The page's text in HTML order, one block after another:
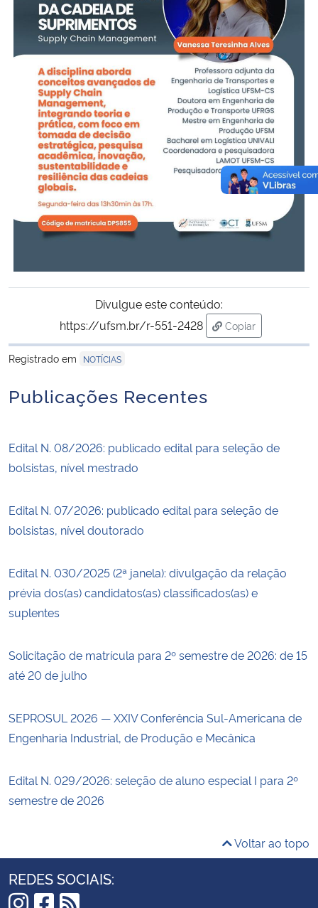
Divulgue este conteúdo:
https://ufsm.br/r-551-2428
Copiar
para área de
Registrado em
NOTÍCIAS
Publicações Recentes
Edital N. 08/2026: publicado edital para seleção de
bolsistas, nível mestrado
Edital N. 07/2026: publicado edital para seleção de
bolsistas, nível doutorado
Edital N. 030/2025 (2ª janela): divulgação da relação
prévia dos(as) candidatos(as) classificados(as) e
suplentes
Solicitação de matrícula para 2º semestre de 2026: de 15
até 20 de julho
SEPROSUL 2026 — XXIV Conferência Sul-Americana de
Engenharia Industrial, de Produção e Mecânica
Edital N. 029/2026: seleção de aluno especial I para 2º
semestre de 2026
Voltar ao topo
REDES SOCIAIS: